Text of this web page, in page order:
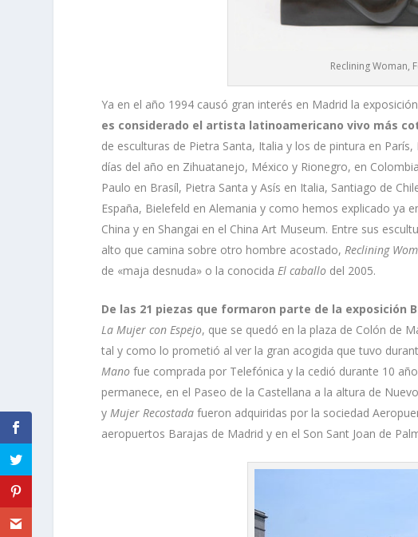
Reclining Woman,
Ya en el año 1994 causó gran interés en Madrid la
es considerado el artista latinoamericano vivo más
de esculturas de Pietra Santa, Italia y los de pintura en
días del año en Zihuatanejo, México y Rionegro, en
Paulo en Brasíl, Pietra Santa y Asís en Italia, Santiago de
España, Bielefeld en Alemania y como hemos explicado ya
China y en Shangai en el China Art Museum. Entre sus
alto que camina sobre otro hombre acostado, Reclining
de «maja desnuda» o la conocida El caballo del 2005.
De las 21 piezas que formaron parte de la exposición
La Mujer con Espejo, que se quedó en la plaza de Colón de
tal y como lo prometió al ver la gran acogida que tuvo
Mano fue comprada por Telefónica y la cedió durante 10
permanece, en el Paseo de la Castellana a la altura de
yMujer Recostada fueron adquiridas por la sociedad
aeropuertos Barajas de Madrid y en el Son Sant Joan de